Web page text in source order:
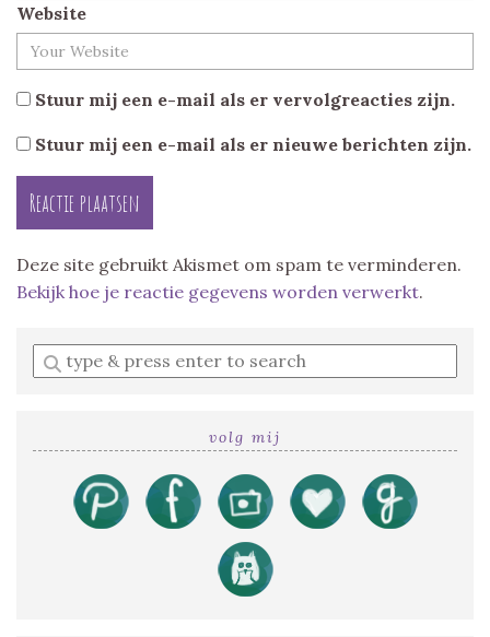
Website
Stuur mij een e-mail als er vervolgreacties zijn.
Stuur mij een e-mail als er nieuwe berichten zijn.
Deze site gebruikt Akismet om spam te verminderen.
Bekijk hoe je reactie gegevens worden verwerkt.
Enter
a
volg mij